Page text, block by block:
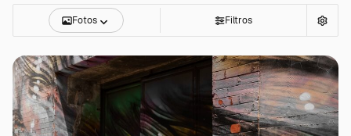
Fotos Filtros